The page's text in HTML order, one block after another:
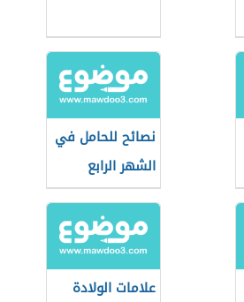
نصائح للحامل في
الشهر الرابع
والخامس
علامات الولادة